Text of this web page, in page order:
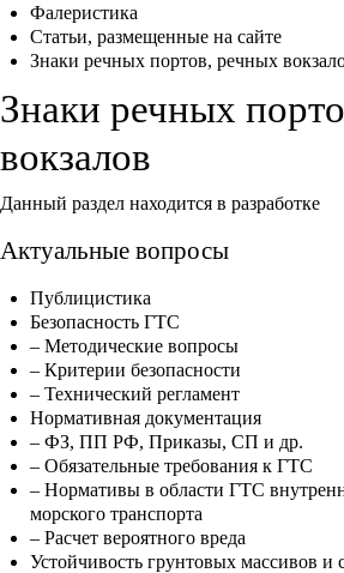
Фалеристика
Статьи, размещенные на сайте
Знаки речных портов, речных
Знаки речных
вокзалов
Данный раздел находится в разработке
Актуальные вопросы
Публицистика
Безопасность ГТС
– Методические вопросы
– Критерии безопасности
– Технический регламент
Нормативная документация
– ФЗ, ПП РФ, Приказы, СП и др.
– Обязательные требования к ГТС
– Нормативы в области ГТС
морского транспорта
– Расчет вероятного вреда
Устойчивость грунтовых массивов и